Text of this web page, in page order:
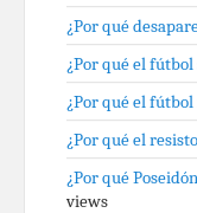
¿Por qué
¿Por qué el fútbol
¿Por qué el fútbol
¿Por qué el
¿Por qué
views